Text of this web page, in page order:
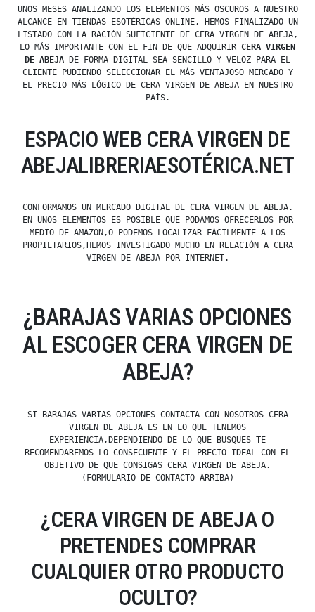
UNOS MESES ANALIZANDO LOS ELEMENTOS MÁS OSCUROS A NUESTRO
ALCANCE EN TIENDAS ESOTÉRICAS ONLINE, HEMOS FINALIZADO UN
LISTADO CON LA RACIÓN SUFICIENTE DE CERA VIRGEN DE ABEJA,
LO MÁS IMPORTANTE CON EL FIN DE QUE ADQUIRIR CERA VIRGEN
DE ABEJA DE FORMA DIGITAL SEA SENCILLO Y VELOZ PARA EL
CLIENTE PUDIENDO SELECCIONAR EL MÁS VENTAJOSO MERCADO Y
EL PRECIO MÁS LÓGICO DE CERA VIRGEN DE ABEJA EN NUESTRO
PAÍS.
ESPACIO WEB CERA VIRGEN DE
ABEJALIBRERIAESOTÉRICA.NET
CONFORMAMOS UN MERCADO DIGITAL DE CERA VIRGEN DE ABEJA.
EN UNOS ELEMENTOS ES POSIBLE QUE PODAMOS OFRECERLOS POR
MEDIO DE AMAZON,O PODEMOS LOCALIZAR FÁCILMENTE A LOS
PROPIETARIOS,HEMOS INVESTIGADO MUCHO EN RELACIÓN A CERA
VIRGEN DE ABEJA POR INTERNET.
¿BARAJAS VARIAS OPCIONES
AL ESCOGER CERA VIRGEN DE
ABEJA?
SI BARAJAS VARIAS OPCIONES CONTACTA CON NOSOTROS CERA
VIRGEN DE ABEJA ES EN LO QUE TENEMOS
EXPERIENCIA,DEPENDIENDO DE LO QUE BUSQUES TE
RECOMENDAREMOS LO CONSECUENTE Y EL PRECIO IDEAL CON EL
OBJETIVO DE QUE CONSIGAS CERA VIRGEN DE ABEJA.
(FORMULARIO DE CONTACTO ARRIBA)
¿CERA VIRGEN DE ABEJA O
PRETENDES COMPRAR
CUALQUIER OTRO PRODUCTO
OCULTO?